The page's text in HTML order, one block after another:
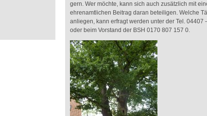
gern. Wer möchte, kann sich auch zusätzlich mit
ehrenamtlichen Beitrag daran beteiligen. Welche
anliegen, kann erfragt werden unter der Tel. 04407
oder beim Vorstand der BSH 0170 807 157 0.